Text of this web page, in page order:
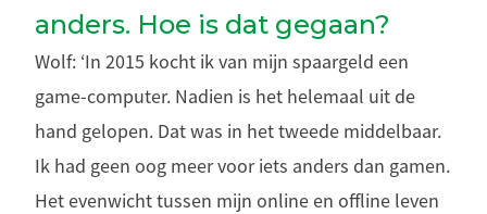
anders. Hoe is dat gegaan?
Wolf: ‘In 2015 kocht ik van mijn spaargeld een
game-computer. Nadien is het helemaal uit de
hand gelopen. Dat was in het tweede middelbaar.
Ik had geen oog meer voor iets anders dan gamen.
Het evenwicht tussen mijn online en offline leven